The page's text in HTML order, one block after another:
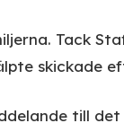
Tack
skickade
till